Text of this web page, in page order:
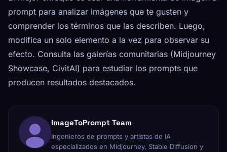
prompt para analizar imágenes que te gusten y
comprender los términos que las describen. Luego,
modifica un solo elemento a la vez para observar su
efecto. Consulta las galerías comunitarias (Midjourney
Showcase, CivitAI) para estudiar los prompts que
producen resultados destacados.
ImageToPrompt Team
Ingenieros de prompts y artistas de IA
especializados en Midjourney, Stable Diffusion y